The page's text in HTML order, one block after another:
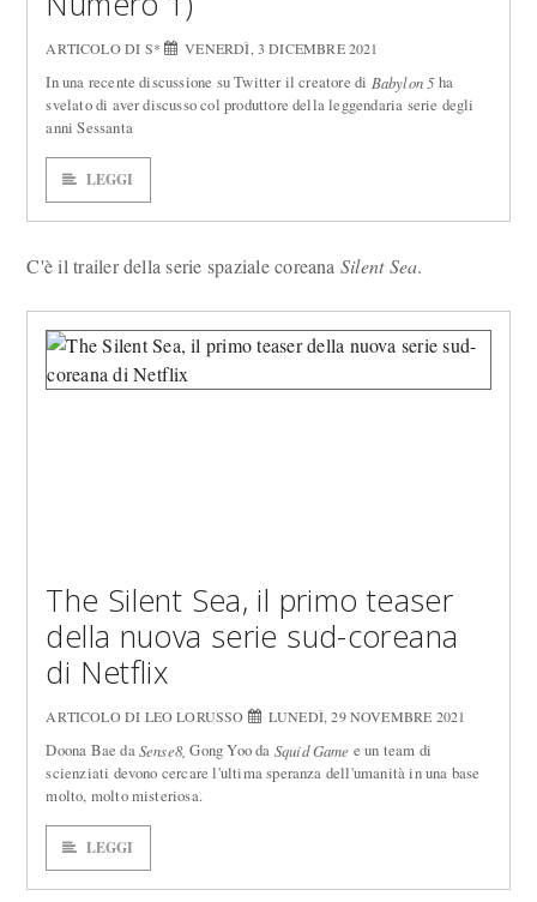
ARTICOLO DI S* VENERDÌ, 3 DICEMBRE 2021
In una recente discussione su Twitter il creatore di Babylon 5 ha
svelato di aver discusso col produttore della leggendaria serie degli
anni Sessanta
LEGGI
C'è il trailer della serie spaziale coreana Silent Sea.
The Silent Sea, il primo teaser
della nuova serie sud-coreana
di Netflix
ARTICOLO DI LEO LORUSSO LUNEDÌ, 29 NOVEMBRE 2021
Doona Bae daSense8, Gong Yoo da Squid Game e un team di
scienziati devono cercare l'ultima speranza dell'umanità in una base
molto, molto misteriosa.
LEGGI